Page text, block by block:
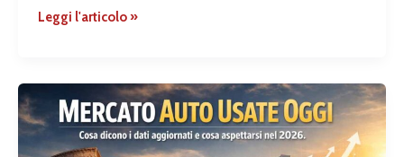
Leggi l'articolo »
auto
usate
oggi: